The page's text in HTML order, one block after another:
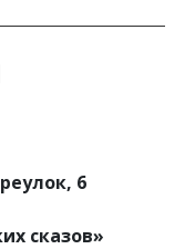
6
сказов»